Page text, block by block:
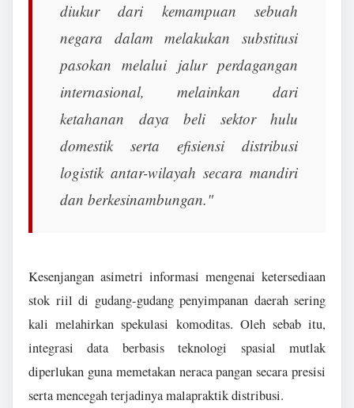
diukur dari kemampuan sebuah
negara dalam melakukan substitusi
pasokan melalui jalur perdagangan
internasional, melainkan dari
ketahanan daya beli sektor hulu
domestik serta efisiensi distribusi
logistik antar-wilayah secara mandiri
dan berkesinambungan."
Kesenjangan asimetri informasi mengenai ketersediaan
stok riil di gudang-gudang penyimpanan daerah sering
kali melahirkan spekulasi komoditas. Oleh sebab itu,
integrasi data berbasis teknologi spasial mutlak
diperlukan guna memetakan neraca pangan secara presisi
serta mencegah terjadinya malapraktik distribusi.